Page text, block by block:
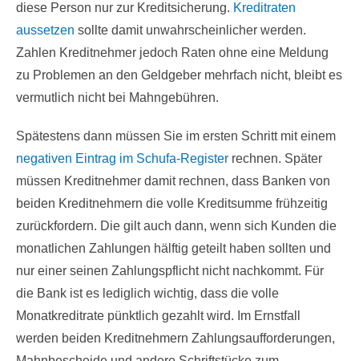
diese Person nur zur Kreditsicherung. Kreditraten
aussetzen sollte damit unwahrscheinlicher werden.
Zahlen Kreditnehmer jedoch Raten ohne eine Meldung
zu Problemen an den Geldgeber mehrfach nicht, bleibt es
vermutlich nicht bei Mahngebühren.
Spätestens dann müssen Sie im ersten Schritt mit einem
negativen Eintrag im Schufa-Register rechnen. Später
müssen Kreditnehmer damit rechnen, dass Banken von
beiden Kreditnehmern die volle Kreditsumme frühzeitig
zurückfordern. Die gilt auch dann, wenn sich Kunden die
monatlichen Zahlungen hälftig geteilt haben sollten und
nur einer seinen Zahlungspflicht nicht nachkommt. Für
die Bank ist es lediglich wichtig, dass die volle
Monatkreditrate pünktlich gezahlt wird. Im Ernstfall
werden beiden Kreditnehmern Zahlungsaufforderungen,